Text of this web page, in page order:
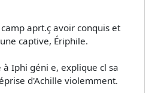
aprt.ç avoir conquis et
captive, Ériphile.
Iphi­ géni e, explique cl sa
d'Achille violemment.